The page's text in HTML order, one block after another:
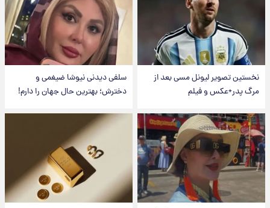
نخستین تصویر لیونل مسی بعد از
مرگ پدر+عکس و فیلم
سلفی دیدنی نیوشا ضیغمی و
دخترش؛ بهترین حال جهان را دارم!